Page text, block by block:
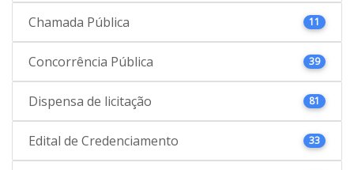
Chamada Pública 11
Concorrência Pública 39
Dispensa de licitação 81
Edital de Credenciamento 33